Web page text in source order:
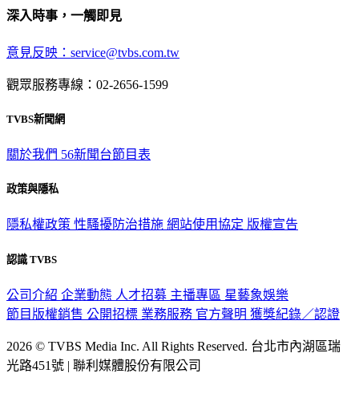
深入時事，一觸即見
意見反映：service@tvbs.com.tw
觀眾服務專線：02-2656-1599
TVBS新聞網
關於我們 56新聞台節目表
政策與隱私
隱私權政策 性騷擾防治措施 網站使用協定 版權宣告
認識 TVBS
公司介紹 企業動態 人才招募 主播專區 星藝象娛樂
節目版權銷售 公開招標 業務服務 官方聲明 獲獎紀錄／認證
2026 © TVBS Media Inc. All Rights Reserved. 台北市內湖區瑞
光路451號 | 聯利媒體股份有限公司